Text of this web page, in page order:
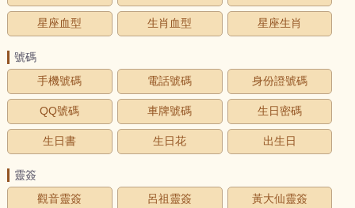
星座血型 生肖血型 星座生肖
號碼
手機號碼
電話號碼 身份證號碼
QQ號碼 車牌號碼 生日密碼
生日書 生日花 出生日
靈簽
觀音靈簽
呂祖靈簽 黃大仙靈簽